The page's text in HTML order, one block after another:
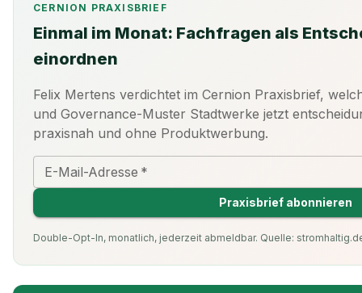
CERNION PRAXISBRIEF
Einmal im Monat: Fachfragen als
einordnen
Felix Mertens verdichtet im Cernion Praxisbrief,
und Governance-Muster Stadtwerke jetzt
praxisnah und ohne Produktwerbung.
E-Mail-Adresse *
Praxisbrief abonnieren
Double-Opt-In, monatlich, jederzeit abmeldbar. Quelle: